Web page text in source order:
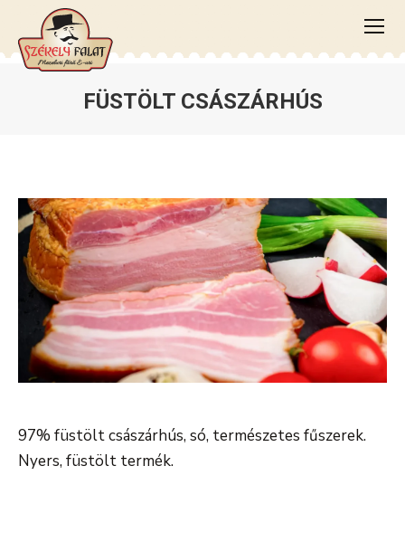
FÜSTÖLT CSÁSZÁRHÚS
97% füstölt császárhús, só, természetes fűszerek.
Nyers, füstölt termék.